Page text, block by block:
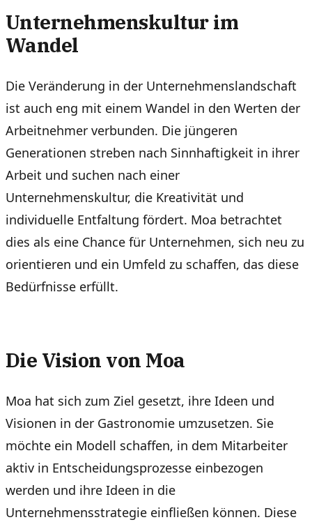
Unternehmenskultur im
Wandel
Die Veränderung in der Unternehmenslandschaft
ist auch eng mit einem Wandel in den Werten der
Arbeitnehmer verbunden. Die jüngeren
Generationen streben nach Sinnhaftigkeit in ihrer
Arbeit und suchen nach einer
Unternehmenskultur, die Kreativität und
individuelle Entfaltung fördert. Moa betrachtet
dies als eine Chance für Unternehmen, sich neu zu
orientieren und ein Umfeld zu schaffen, das diese
Bedürfnisse erfüllt.
Die Vision von Moa
Moa hat sich zum Ziel gesetzt, ihre Ideen und
Visionen in der Gastronomie umzusetzen. Sie
möchte ein Modell schaffen, in dem Mitarbeiter
aktiv in Entscheidungsprozesse einbezogen
werden und ihre Ideen in die
Unternehmensstrategie einfließen können. Diese